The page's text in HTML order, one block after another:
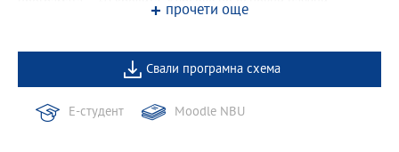
направления – 12 кредита; Общообразователни курсове за
12 кредита.
прочети още
Свали програмна схема
Е-студент Moodle NBU